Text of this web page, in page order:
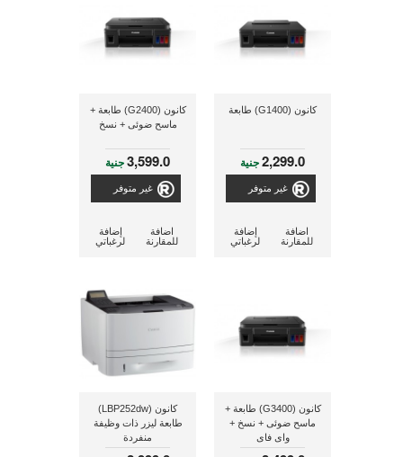
كانون (G1400) طابعة
2,299.0جنية
غير متوفر
إضافة
لرغباتي
اضافة
للمقارنة
كانون (G2400) طابعة +
ماسح ضوئى + نسخ
3,599.0جنية
غير متوفر
إضافة
لرغباتي
اضافة
للمقارنة
كانون (G3400) طابعة +
ماسح ضوئى + نسخ +
واى فاى
كانون (LBP252dw)
طابعة ليزر ذات وظيفة
منفردة